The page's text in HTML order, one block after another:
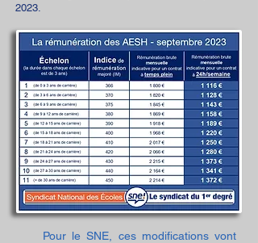
2023.
Pour le SNE, ces modifications vont